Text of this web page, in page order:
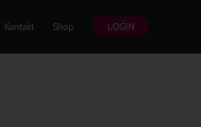
Kontakt Shop LOGIN